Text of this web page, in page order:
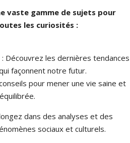
vaste gamme de sujets pour
les curiosités :
Découvrez les dernières tendances
façonnent notre futur.
pour mener une vie saine et
équilibrée.
dans des analyses et des
sociaux et culturels.